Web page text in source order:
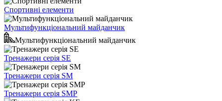
Спортивні елементи
Мультифункціональний майданчик
Мультифункціональний майданчик
Тренажери серія SE
Тренажери серія SM
Тренажери серія SMP